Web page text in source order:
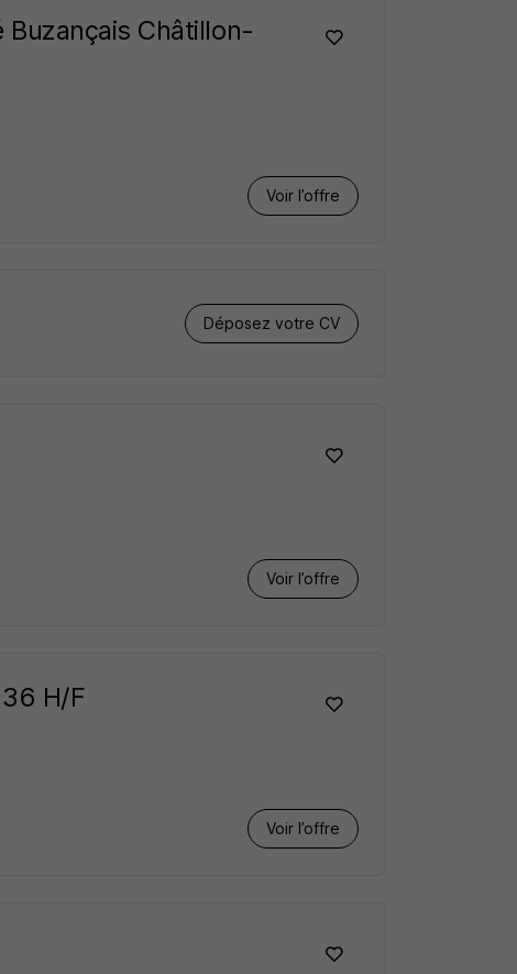
Buzançais Châtillon-
Voir l’offre
Déposez votre CV
Voir l’offre
H/F
Voir l’offre